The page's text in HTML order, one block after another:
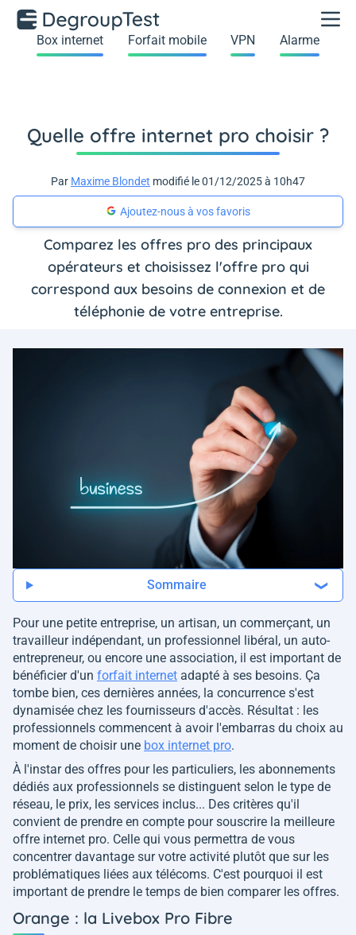
Box internet Forfait mobile VPN Alarme
Quelle offre internet pro choisir ?
Par Maxime Blondet modifié le 01/12/2025 à 10h47
Ajoutez-nous à vos favoris
Comparez les offres pro des principaux
opérateurs et choisissez l'offre pro qui
correspond aux besoins de connexion et de
téléphonie de votre entreprise.
Sommaire
Pour une petite entreprise, un artisan, un commerçant, un
travailleur indépendant, un professionnel libéral, un auto-
entrepreneur, ou encore une association, il est important de
bénéficier d'un forfait internet adapté à ses besoins. Ça
tombe bien, ces dernières années, la concurrence s'est
dynamisée chez les fournisseurs d'accès. Résultat : les
professionnels commencent à avoir l'embarras du choix au
moment de choisir une box internet pro.
À l'instar des offres pour les particuliers, les abonnements
dédiés aux professionnels se distinguent selon le type de
réseau, le prix, les services inclus... Des critères qu'il
convient de prendre en compte pour souscrire la meilleure
offre internet pro. Celle qui vous permettra de vous
concentrer davantage sur votre activité plutôt que sur les
problématiques liées aux télécoms. C'est pourquoi il est
important de prendre le temps de bien comparer les offres.
Orange : la Livebox Pro Fibre